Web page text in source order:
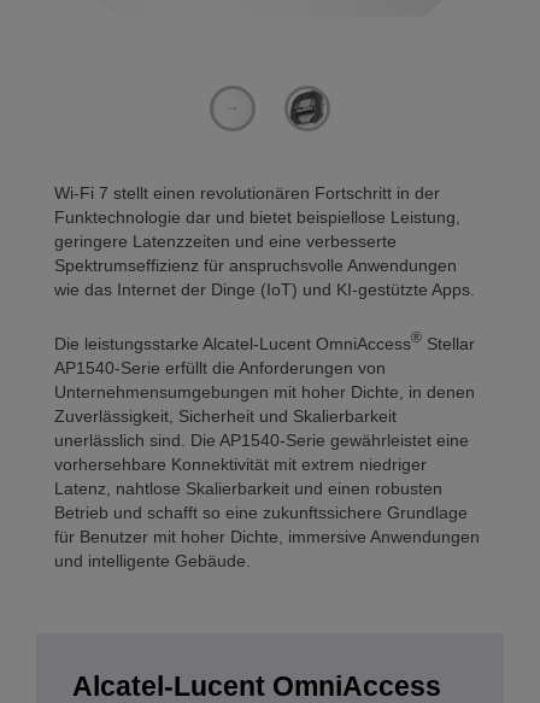
Wi-Fi 7 stellt einen revolutionären Fortschritt in der
Funktechnologie dar und bietet beispiellose Leistung,
geringere Latenzzeiten und eine verbesserte
Spektrumseffizienz für anspruchsvolle Anwendungen
wie das Internet der Dinge (IoT) und KI-gestützte Apps.
Die leistungsstarke Alcatel-Lucent OmniAccess® Stellar
AP1540-Serie erfüllt die Anforderungen von
Unternehmensumgebungen mit hoher Dichte, in denen
Zuverlässigkeit, Sicherheit und Skalierbarkeit
unerlässlich sind. Die AP1540-Serie gewährleistet eine
vorhersehbare Konnektivität mit extrem niedriger
Latenz, nahtlose Skalierbarkeit und einen robusten
Betrieb und schafft so eine zukunftssichere Grundlage
für Benutzer mit hoher Dichte, immersive Anwendungen
und intelligente Gebäude.
Alcatel-Lucent OmniAccess